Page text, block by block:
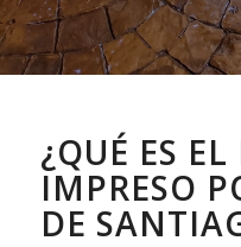
¿QUÉ ES
IMPRESO
DE